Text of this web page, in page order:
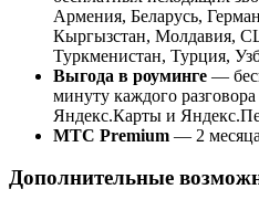
Армения, Беларусь,
Кыргызстан, Молдавия,
Туркменистан, Турция,
Выгода в роуминге —
минуту каждого
Яндекс.Карты и
МТС Premium — 2
Дополнительные